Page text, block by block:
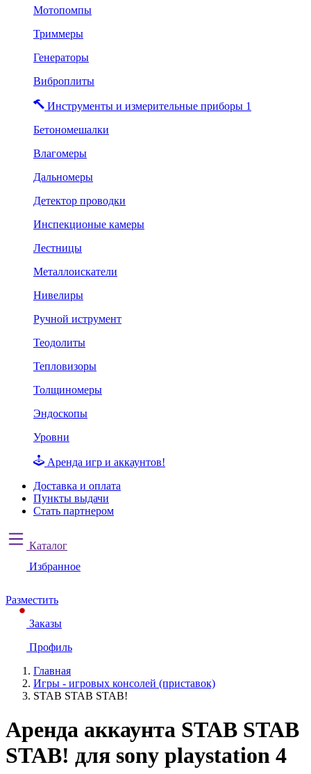
Мотопомпы
Триммеры
Генераторы
Виброплиты
Инструменты и измерительные приборы 1
Бетономешалки
Влагомеры
Дальномеры
Детектор проводки
Инспекционые камеры
Лестницы
Металлоискатели
Нивелиры
Ручной иструмент
Теодолиты
Тепловизоры
Толщиномеры
Эндоскопы
Уровни
Аренда игр и аккаунтов!
Доставка и оплата
Пункты выдачи
Стать партнером
Каталог
Избранное
Разместить
Заказы
Профиль
Главная
Игры - игровых консолей (приставок)
STAB STAB STAB!
Аренда аккаунта STAB STAB
STAB! для sony playstation 4